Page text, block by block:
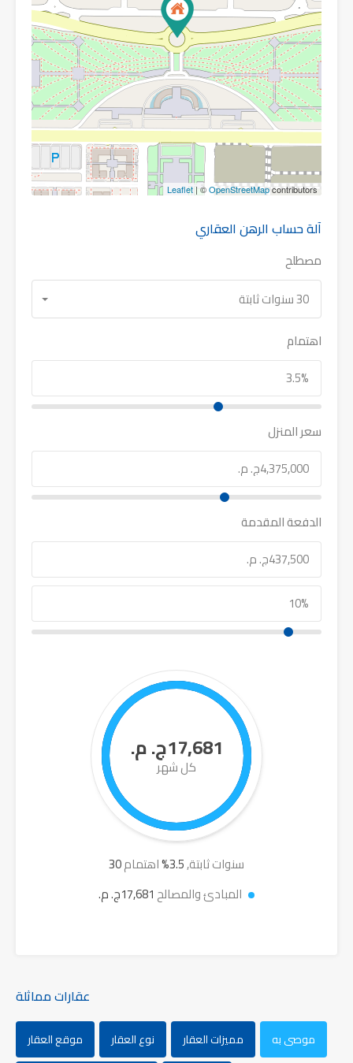
Leaflet | ©OpenStreetMapcontributors
آلة حساب الرهن العقاري
مصطلح
30 سنوات ثابتة
اهتمام
سعر المنزل
الدفعة المقدمة
17,681ج. م.
كل شهر
30 سنوات ثابتة,3.5
%اهتمام
المبادئ والمصالح 17,681ج. م.
عقارات مماثلة
موصى به مميزات العقار نوع العقار
موقع العقار